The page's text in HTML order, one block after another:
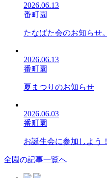
2026.06.13
番町園
たなばた会のお知らせ。
2026.06.13
番町園
夏まつりのお知らせ
2026.06.03
番町園
お誕生会に参加しよう！
全園の記事一覧へ